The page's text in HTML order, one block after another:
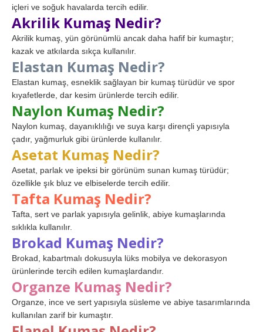
içleri ve soğuk havalarda tercih edilir.
Akrilik Kumaş Nedir?
Akrilik kumaş, yün görünümlü ancak daha hafif bir kumaştır;
kazak ve atkılarda sıkça kullanılır.
Elastan Kumaş Nedir?
Elastan kumaş, esneklik sağlayan bir kumaş türüdür ve spor
kıyafetlerde, dar kesim ürünlerde tercih edilir.
Naylon Kumaş Nedir?
Naylon kumaş, dayanıklılığı ve suya karşı dirençli yapısıyla
çadır, yağmurluk gibi ürünlerde kullanılır.
Asetat Kumaş Nedir?
Asetat, parlak ve ipeksi bir görünüm sunan kumaş türüdür;
özellikle şık bluz ve elbiselerde tercih edilir.
Tafta Kumaş Nedir?
Tafta, sert ve parlak yapısıyla gelinlik, abiye kumaşlarında
sıklıkla kullanılır.
Brokad Kumaş Nedir?
Brokad, kabartmalı dokusuyla lüks mobilya ve dekorasyon
ürünlerinde tercih edilen kumaşlardandır.
Organze Kumaş Nedir?
Organze, ince ve sert yapısıyla süsleme ve abiye tasarımlarında
kullanılan zarif bir kumaştır.